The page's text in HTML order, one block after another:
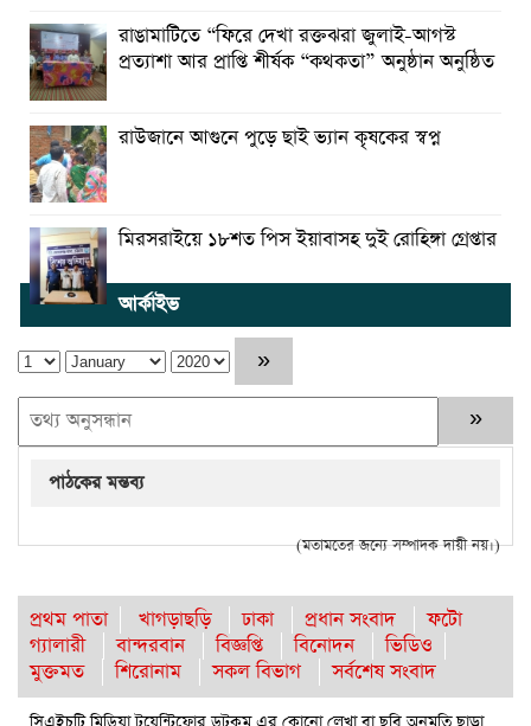
রাঙামাটিতে “ফিরে দেখা রক্তঝরা জুলাই-আগস্ট
প্রত্যাশা আর প্রাপ্তি শীর্ষক “কথকতা” অনুষ্ঠান অনুষ্ঠিত
রাউজানে আগুনে পুড়ে ছাই ভ্যান কৃষকের স্বপ্ন
মিরসরাইয়ে ১৮শত পিস ইয়াবাসহ দুই রোহিঙ্গা গ্রেপ্তার
আর্কাইভ
পাঠকের মন্তব্য
(মতামতের জন্যে সম্পাদক দায়ী নয়।)
প্রথম পাতা খাগড়াছড়ি ঢাকা প্রধান সংবাদ
ফটো
গ্যালারী
বান্দরবান বিজ্ঞপ্তি বিনোদন
ভিডিও
মুক্তমত
শিরোনাম সকল বিভাগ সর্বশেষ সংবাদ